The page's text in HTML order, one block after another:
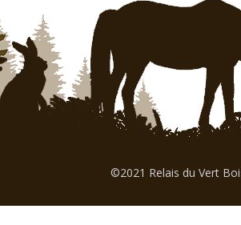
©2021 Relais du Vert